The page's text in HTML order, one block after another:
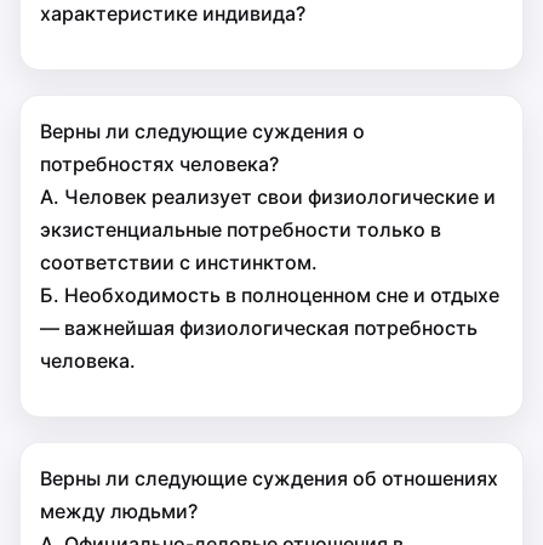
характеристике индивида?
Верны ли следующие суждения о
потребностях человека?
А. Человек реализует свои физиологические и
экзистенциальные потребности только в
соответствии с инстинктом.
Б. Необходимость в полноценном сне и отдыхе
— важнейшая физиологическая потребность
человека.
Верны ли следующие суждения об отношениях
между людьми?